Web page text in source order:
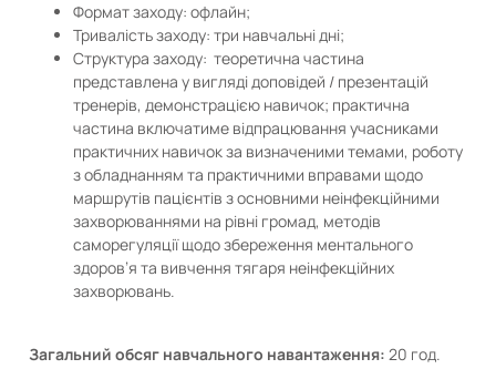
Формат заходу: офлайн;
Тривалість заходу: три навчальні дні;
Структура заходу: теоретична частина
представлена у вигляді доповідей / презентацій
тренерів, демонстрацією навичок; практична
частина включатиме відпрацювання учасниками
практичних навичок за визначеними темами, роботу
з обладнанням та практичними вправами щодо
маршрутів пацієнтів з основними неінфекційними
захворюваннями на рівні громад, методів
саморегуляції щодо збереження ментального
здоров’я та вивчення тягаря неінфекційних
захворювань.
Загальний обсяг навчального навантаження: 20 год.